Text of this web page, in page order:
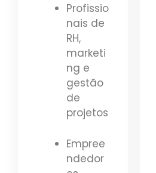
Profissio
nais de
RH,
marketi
ng e
gestão
de
projetos
Empree
ndedor